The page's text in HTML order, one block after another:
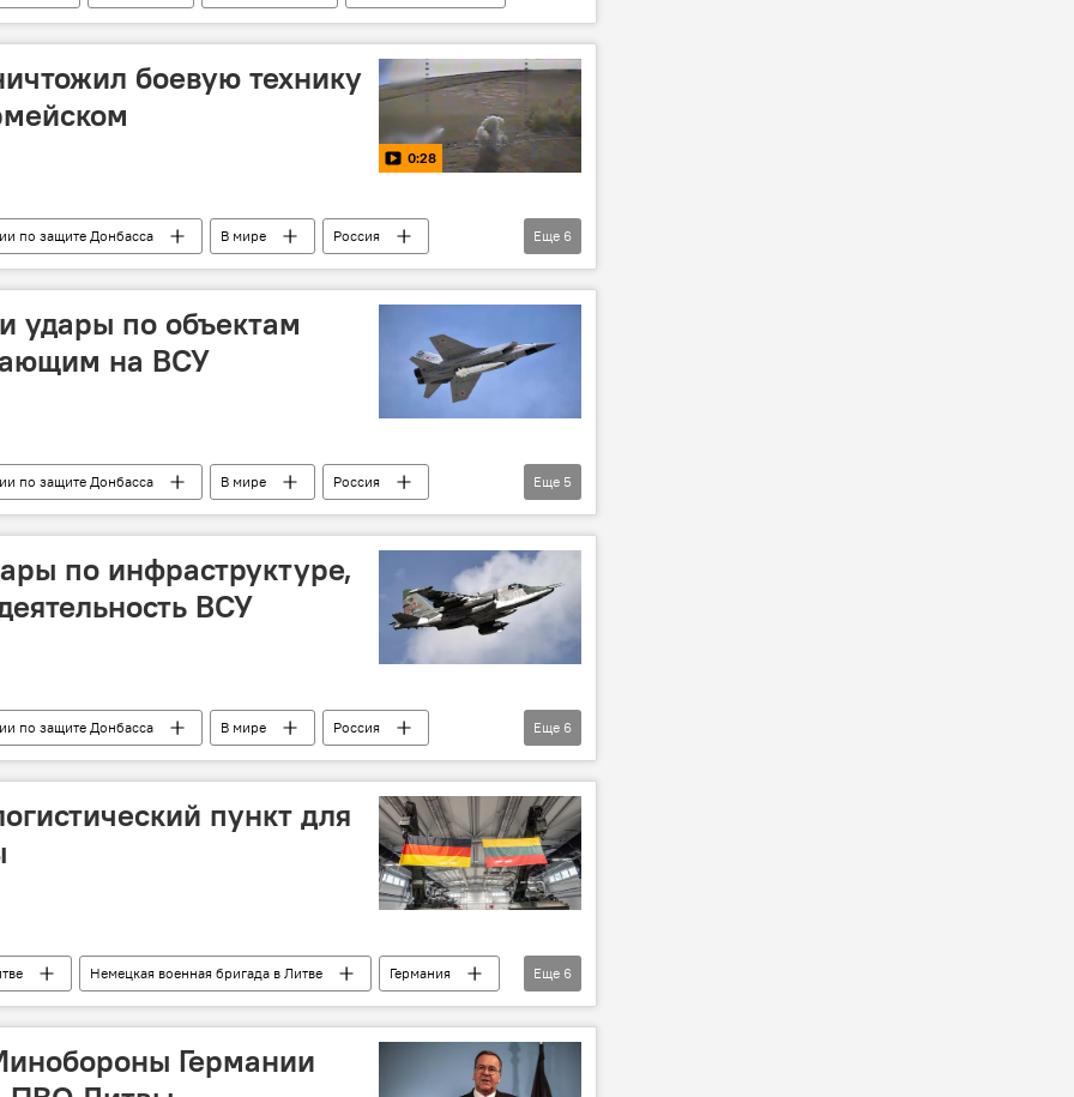
боевую технику
0:28
по защите Донбасса В мире
Россия
РФ армия России
дрон
Еще 6
удары по объектам
на ВСУ
по защите Донбасса В мире
Россия
РФ армия России ракетный удар
Еще 5
по инфраструктуре,
ВСУ
по защите Донбасса В мире
Россия
РФ армия России
ракетный удар
Еще 6
пункт для
Немецкая военная бригада в Литве
Германия
политика
Бундесвер
Еще 6
Германии